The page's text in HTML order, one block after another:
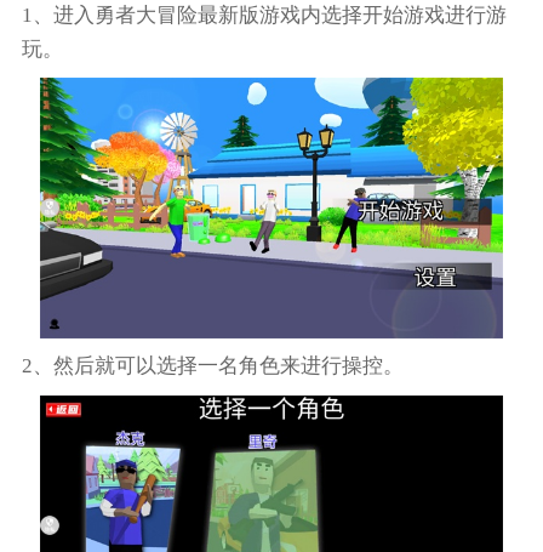
1、进入勇者大冒险最新版游戏内选择开始游戏进行游
玩。
2、然后就可以选择一名角色来进行操控。